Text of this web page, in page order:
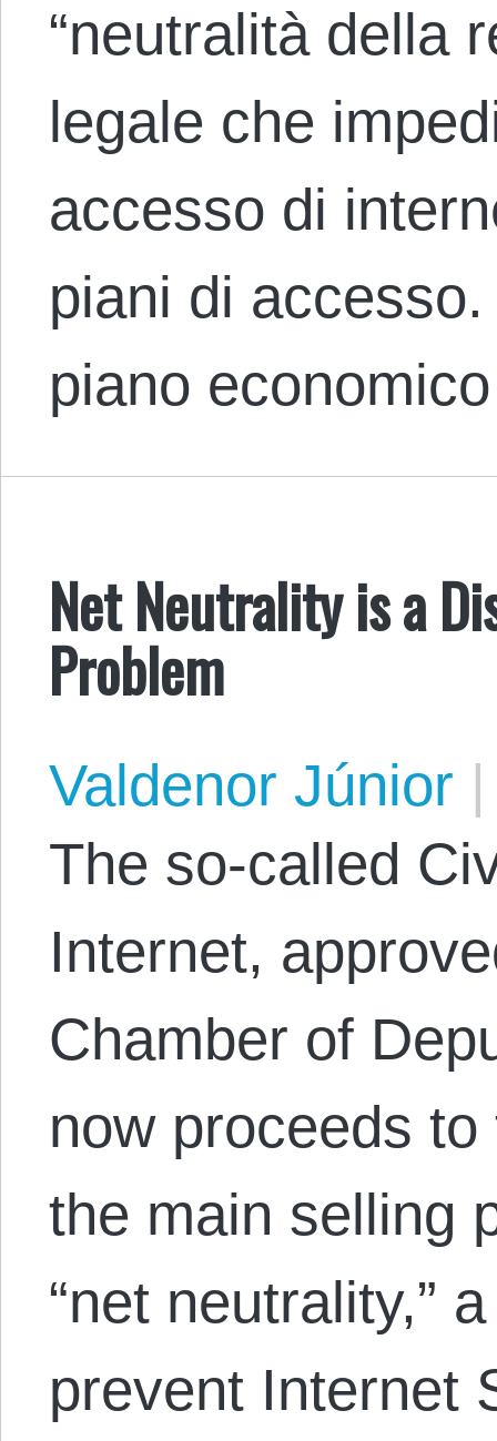
“neutralità della
legale che
accesso di
piani di
piano
Net Neutrality is a
Problem
Valdenor Júnior |
The so-called
Internet,
Chamber of
now proceeds
the main selling
“net neutrality,”
prevent Internet